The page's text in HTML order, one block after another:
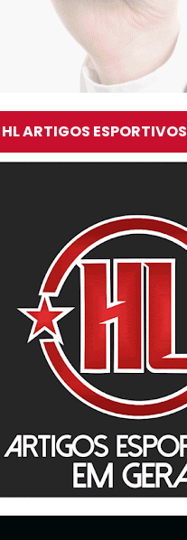
HL ARTIGOS ESPORTIVOS